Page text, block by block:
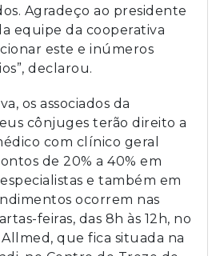
Agradeço ao presidente
equipe da cooperativa
este e inúmeros
declarou.
os associados da
cônjuges terão direito a
com clínico geral
de 20% a 40% em
e também em
ocorrem nas
feiras, das 8h às 12h, no
que fica situada na